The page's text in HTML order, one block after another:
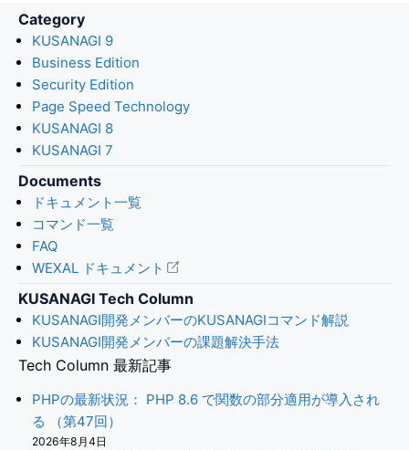
Category
KUSANAGI 9
Business Edition
Security Edition
Page Speed Technology
KUSANAGI 8
KUSANAGI 7
Documents
ドキュメント一覧
コマンド一覧
FAQ
WEXAL ドキュメント
KUSANAGI Tech Column
KUSANAGI開発メンバーのKUSANAGIコマンド解説
KUSANAGI開発メンバーの課題解決手法
Tech Column 最新記事
PHPの最新状況： PHP 8.6 で関数の部分適用が導入され
る （第47回）
2026年8月4日